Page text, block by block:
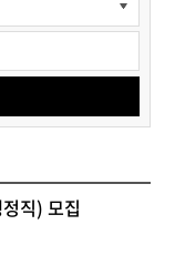
직) 모집